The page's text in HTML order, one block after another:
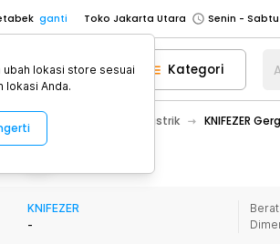
ganti Toko Jakarta Utara
Toko Tangerang
Toko Cikupa
Pick n Go Jakarta Barat
Senin -
Pick n Go Bekasi
Senin - Jumat
Senin - Jumat
Senin -
Senin -
Kategori
Bor Listrik KNIFEZER
KNIFEZER
-
ubah lokasi store sesuai
lokasi Anda.